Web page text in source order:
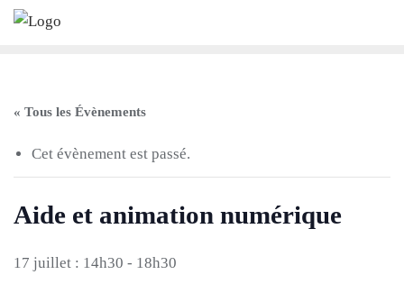
Skip
« Tous les Évènements
Cet évènement est passé.
Aide et animation numérique
17 juillet : 14h30 - 18h30